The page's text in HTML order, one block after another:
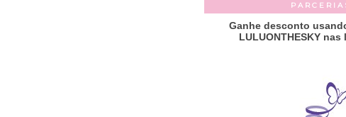
Ganhe desconto
LULUONTHESKY